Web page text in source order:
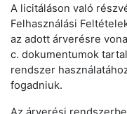
A licitáláson való
Felhasználási
az adott árverésre
c. dokumentumok
rendszer
fogadniuk.